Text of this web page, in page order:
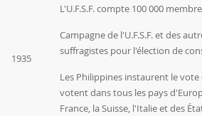
1935
L'U.F.S.F. compte 100 000
Campagne de l'U.F.S.F. et des
suffragistes pour l'élection de
Les Philippines instaurent le
votent dans tous les pays
France, la Suisse, l'Italie et des